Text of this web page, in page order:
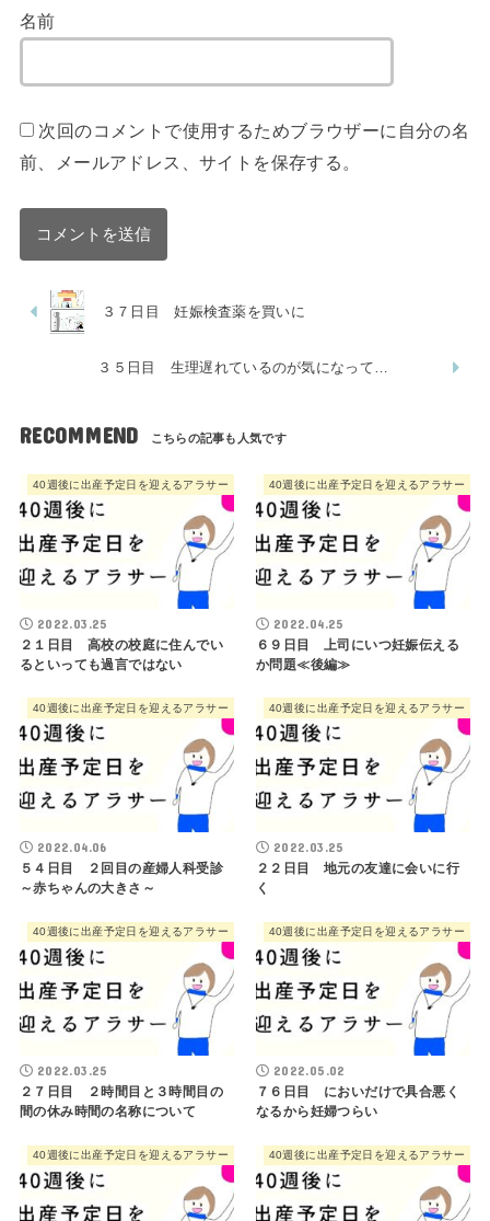
名前
次回のコメントで使用するためブラウザーに自分の名
前、メールアドレス、サイトを保存する。
３７日目 妊娠検査薬を買いに
３５日目 生理遅れているのが気になって…
RECOMMEND
40週後に出産予定日を迎えるアラサー
2022.03.25
２１日目 高校の校庭に住んでい
るといっても過言ではない
40週後に出産予定日を迎えるアラサー
2022.04.25
６９日目 上司にいつ妊娠伝える
か問題≪後編≫
40週後に出産予定日を迎えるアラサー
2022.04.06
５４日目 ２回目の産婦人科受診
～赤ちゃんの大きさ～
40週後に出産予定日を迎えるアラサー
2022.03.25
２２日目 地元の友達に会いに行
く
40週後に出産予定日を迎えるアラサー
2022.03.25
２７日目 ２時間目と３時間目の
間の休み時間の名称について
40週後に出産予定日を迎えるアラサー
2022.05.02
７６日目 においだけで具合悪く
なるから妊婦つらい
40週後に出産予定日を迎えるアラサー 40週後に出産予定日を迎えるアラサー